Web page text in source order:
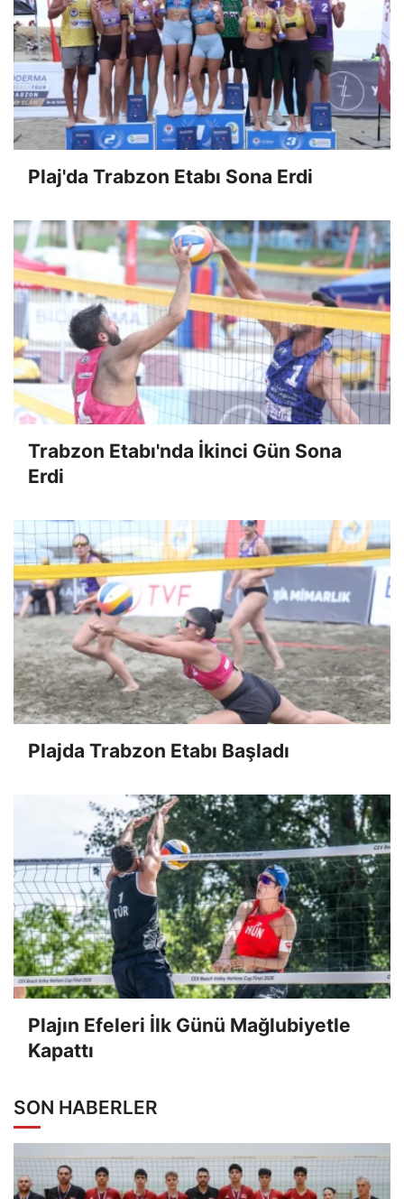
Plaj'da Trabzon Etabı Sona Erdi
Trabzon Etabı'nda İkinci Gün Sona
Erdi
Plajda Trabzon Etabı Başladı
Plajın Efeleri İlk Günü Mağlubiyetle
Kapattı
SON HABERLER